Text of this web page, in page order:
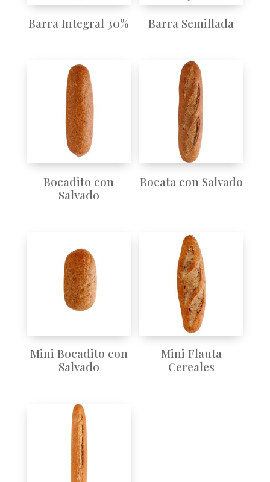
Barra Integral 30% Barra Semillada
Bocadito con
Salvado
Bocata con Salvado
Mini Bocadito con
Salvado
Mini Flauta
Cereales